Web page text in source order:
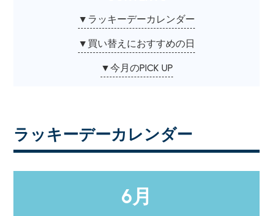
▼ラッキーデーカレンダー
▼買い替えにおすすめの日
▼今月のPICK UP
ラッキーデーカレンダー
6月